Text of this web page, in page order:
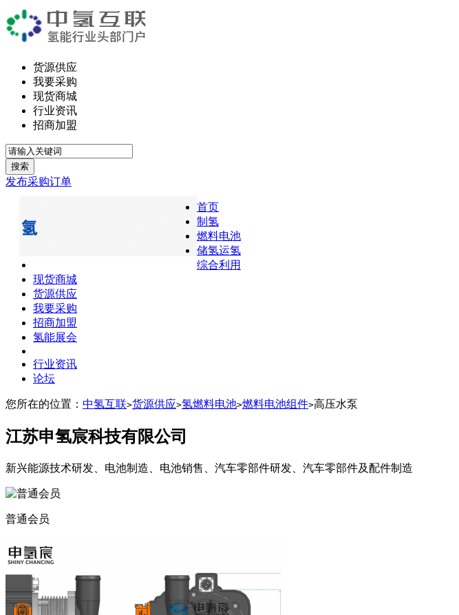
货源供应
我要采购
现货商城
行业资讯
招商加盟
搜索
发布采购订单
首页
制氢
燃料电池
储氢运氢
综合利用
现货商城
货源供应
我要采购
招商加盟
氢能展会
行业资讯
论坛
您所在的位置： 中氢互联>货源供应>氢燃料电池>燃料电池组件>高压水泵
江苏申氢宸科技有限公司
新兴能源技术研发、电池制造、电池销售、汽车零部件研发、汽车零部件及配件制造
普通会员